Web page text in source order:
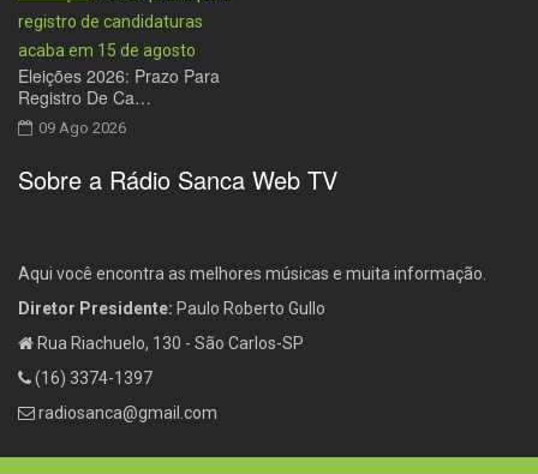
Eleições 2026: Prazo Para
Registro De Ca…
09 Ago 2026
Sobre a Rádio Sanca Web TV
Aqui você encontra as melhores músicas e muita informação.
Diretor Presidente: Paulo Roberto Gullo
Rua Riachuelo, 130 - São Carlos-SP
(16) 3374-1397
radiosanca@gmail.com